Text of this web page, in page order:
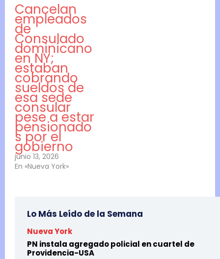
Cancelan
empleados
de
Consulado
dominicano
en NY;
estaban
cobrando
sueldos de
esa sede
consular
pese a estar
pensionado
s por el
gobierno
junio 13, 2026
En «Nueva York»
Lo Más Leído de la Semana
Nueva York
PN instala agregado policial en cuartel de
Providencia-USA